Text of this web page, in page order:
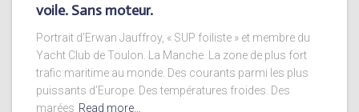
voile. Sans moteur.
Portrait d’Erwan Jauffroy, « SUP foiliste » et membre du
Yacht Club de Toulon. La Manche. La zone de plus fort
trafic maritime au monde. Des courants parmi les plus
puissants d’Europe. Des températures froides. Des
marées Read more…